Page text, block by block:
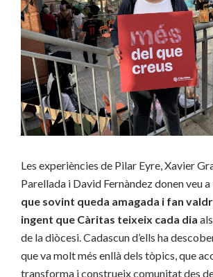
Les experiències de Pilar Eyre, Xavier
Parellada i David Fernàndez donen veu a
que sovint queda amagada i fan
ingent que Càritas teixeix cada dia
de la diòcesi. Cadascun d’ells ha
que va molt més enllà dels tòpics, que
transforma i construeix comunitat des